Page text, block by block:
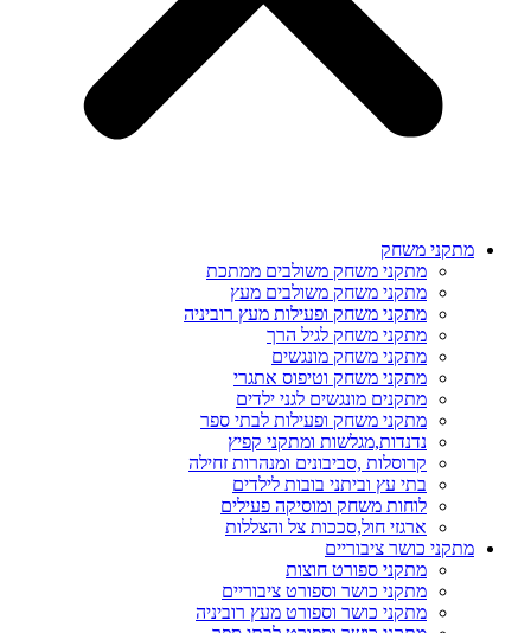
מתקני משחק
מתקני משחק משולבים ממתכת
מתקני משחק משולבים מעץ
מתקני משחק ופעילות מעץ רוביניה
מתקני משחק לגיל הרך
מתקני משחק מונגשים
מתקני משחק וטיפוס אתגרי
מתקנים מונגשים לגני ילדים
מתקני משחק ופעילות לבתי ספר
נדנדות,מגלשות ומתקני קפיץ
קרוסלות ,סביבונים ומנהרות זחילה
בתי עץ וביתני בובות לילדים
לוחות משחק ומוסיקה פעילים
ארגזי חול,סככות צל והצללות
מתקני כושר ציבוריים
מתקני ספורט חוצות
מתקני כושר וספורט ציבוריים
מתקני כושר וספורט מעץ רוביניה